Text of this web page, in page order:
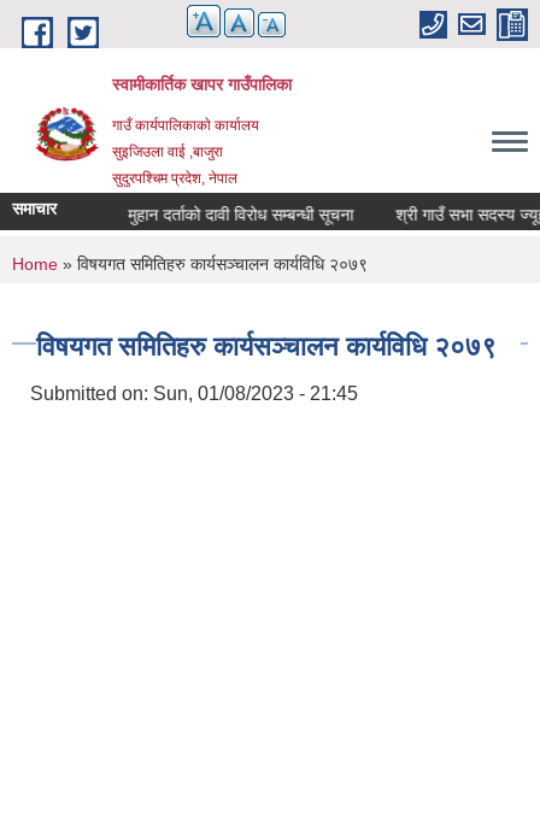
Skip to main content
स्वामीकार्तिक खापर गाउँपालिका
गाउँ कार्यपालिकाकाे कार्यालय
सुइजिउला वाई ,बाजुरा
सुदुरपश्चिम प्रदेश, नेपाल
समाचार
सूचना मुहान दर्ताको दावी विरोध सम्बन्धी सूचना श्री
You are here
Home » विषयगत समितिहरु कार्यसञ्चालन कार्यविधि २०७९
विषयगत समितिहरु कार्यसञ्चालन कार्यविधि २०७९
Submitted on: Sun, 01/08/2023 - 21:45